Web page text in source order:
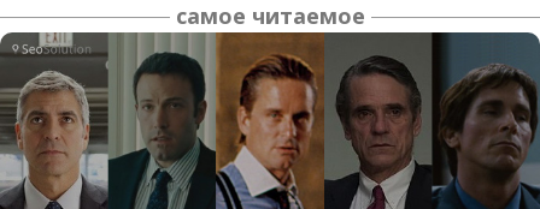
самое читаемое